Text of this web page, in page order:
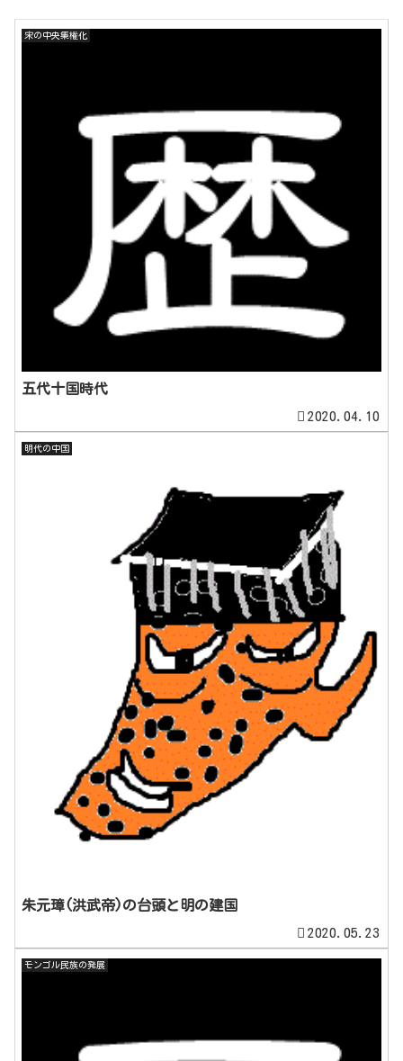
宋の中央集権化
五代十国時代
2020.04.10
明代の中国
朱元璋(洪武帝)の台頭と明の建国
2020.05.23
モンゴル民族の発展